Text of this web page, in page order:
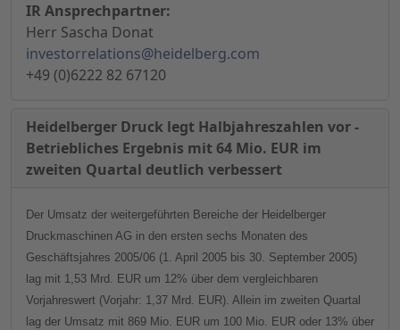
IR Ansprechpartner:
Herr Sascha Donat
investorrelations@heidelberg.com
+49 (0)6222 82 67120
Heidelberger Druck legt Halbjahreszahlen vor -
Betriebliches Ergebnis mit 64 Mio. EUR im
zweiten Quartal deutlich verbessert
Der Umsatz der weitergeführten Bereiche der Heidelberger
Druckmaschinen AG in den ersten sechs Monaten des
Geschäftsjahres 2005/06 (1. April 2005 bis 30. September 2005)
lag mit 1,53 Mrd. EUR um 12% über dem vergleichbaren
Vorjahreswert (Vorjahr: 1,37 Mrd. EUR). Allein im zweiten Quartal
lag der Umsatz mit 869 Mio. EUR um 100 Mio. EUR oder 13% über